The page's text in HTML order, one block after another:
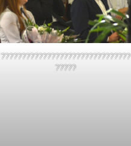
???????????????????????????????
?????